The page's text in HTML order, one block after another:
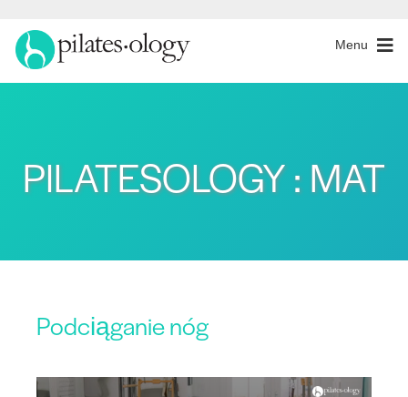
Menu
PILATESOLOGY : MAT
Podciąganie nóg